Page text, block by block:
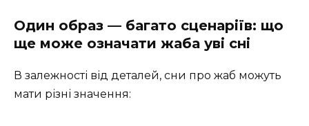
Один образ — багато сценаріїв: що
ще може означати жаба уві сні
В залежності від деталей, сни про жаб можуть
мати різні значення: